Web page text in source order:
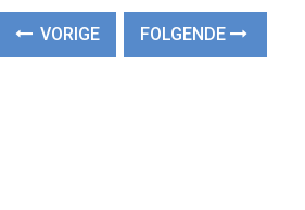
VORIGE FOLGENDE